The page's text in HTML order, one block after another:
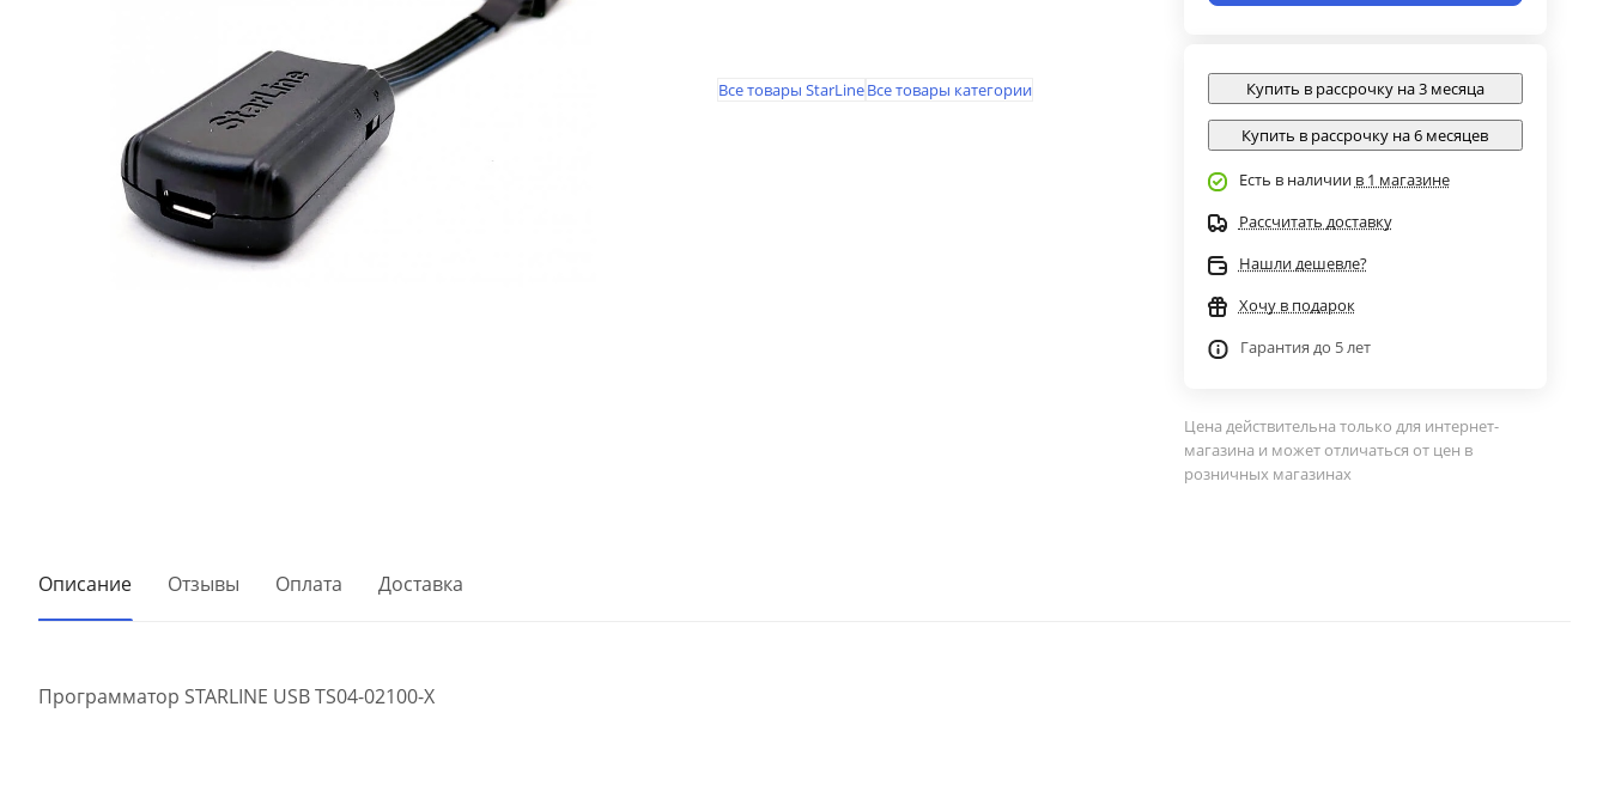
Все товары StarLineВсе товары категории Купить в рассрочку на 3 месяца
Купить в рассрочку на 6 месяцев
Есть в наличии в 1 магазине
Рассчитать доставку
Нашли дешевле?
Хочу в подарок
Гарантия до 5 лет
Цена действительна только для интернет-
магазина и может отличаться от цен в
розничных магазинах
Описание Отзывы Оплата Доставка
Программатор STARLINE USB TS04-02100-X